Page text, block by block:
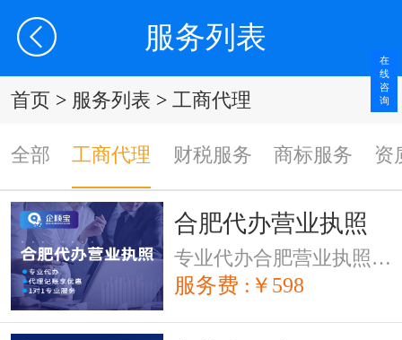
服务列表
首页 > 服务列表 >工商代理
全部 工商代理 财税服务 商标服务 资
合肥代办营业执照
专业代办合肥营业执照，（限蜀山、包河、庐阳、瑶海、经开、政务、滨湖、高新、肥西、肥东、长丰）下单后8小时内会有工作人员与您联系，催单请拨打客服电话：400-6225-520！
服务费 :￥598
在
线
咨
询